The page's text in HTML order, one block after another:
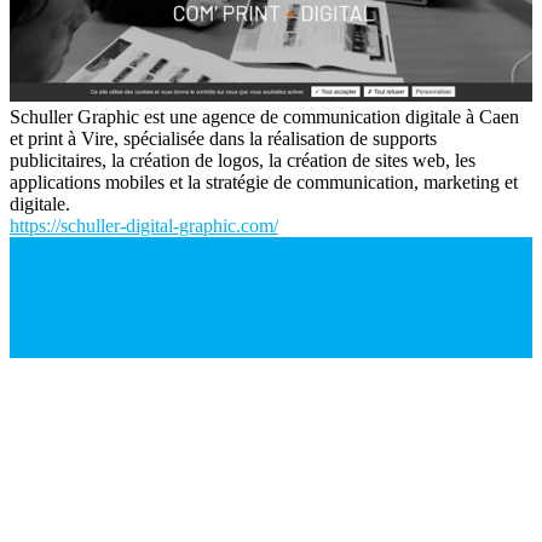
Schuller Graphic est une agence de communication digitale à Caen
et print à Vire, spécialisée dans la réalisation de supports
publicitaires, la création de logos, la création de sites web, les
applications mobiles et la stratégie de communication, marketing et
digitale.
https://schuller-digital-graphic.com/